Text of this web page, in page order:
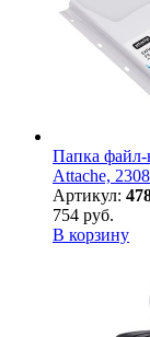
Папка
Attache, 2308
Артикул:
754 руб.
В корзину